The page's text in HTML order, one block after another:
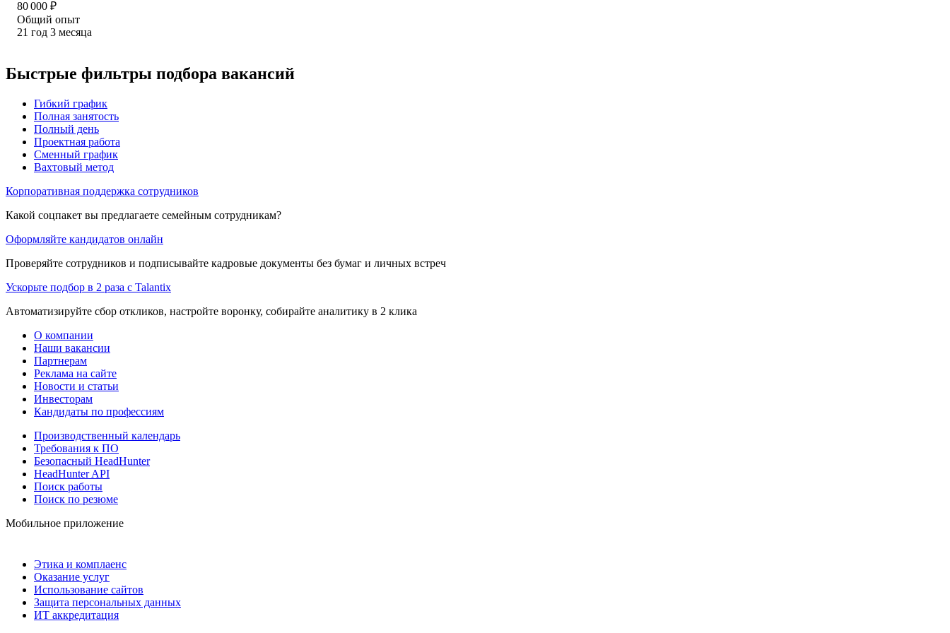
80 000 ₽
Общий опыт
21 год 3 месяца
Быстрые фильтры подбора вакансий
Гибкий график
Полная занятость
Полный день
Проектная работа
Сменный график
Вахтовый метод
Корпоративная поддержка сотрудников
Какой соцпакет вы предлагаете семейным сотрудникам?
Оформляйте кандидатов онлайн
Проверяйте сотрудников и подписывайте кадровые документы без бумаг и личных встреч
Ускорьте подбор в 2 раза с Talantix
Автоматизируйте сбор откликов, настройте воронку, собирайте аналитику в 2 клика
О компании
Наши вакансии
Партнерам
Реклама на сайте
Новости и статьи
Инвесторам
Кандидаты по профессиям
Производственный календарь
Требования к ПО
Безопасный HeadHunter
HeadHunter API
Поиск работы
Поиск по резюме
Мобильное приложение
Этика и комплаенс
Оказание услуг
Использование сайтов
Защита персональных данных
ИТ аккредитация